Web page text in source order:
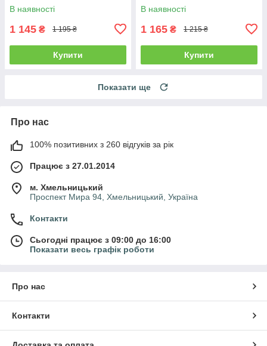
В наявності
1 145 ₴ 1 195 ₴
Купити
В наявності
1 165 ₴ 1 215 ₴
Купити
Показати ще
Про нас
100% позитивних з 260 відгуків за рік
Працює з 27.01.2014
м. Хмельницький
Проспект Мира 94, Хмельницький, Україна
Контакти
Сьогодні працює з 09:00 до 16:00
Показати весь графік роботи
Про нас
Контакти